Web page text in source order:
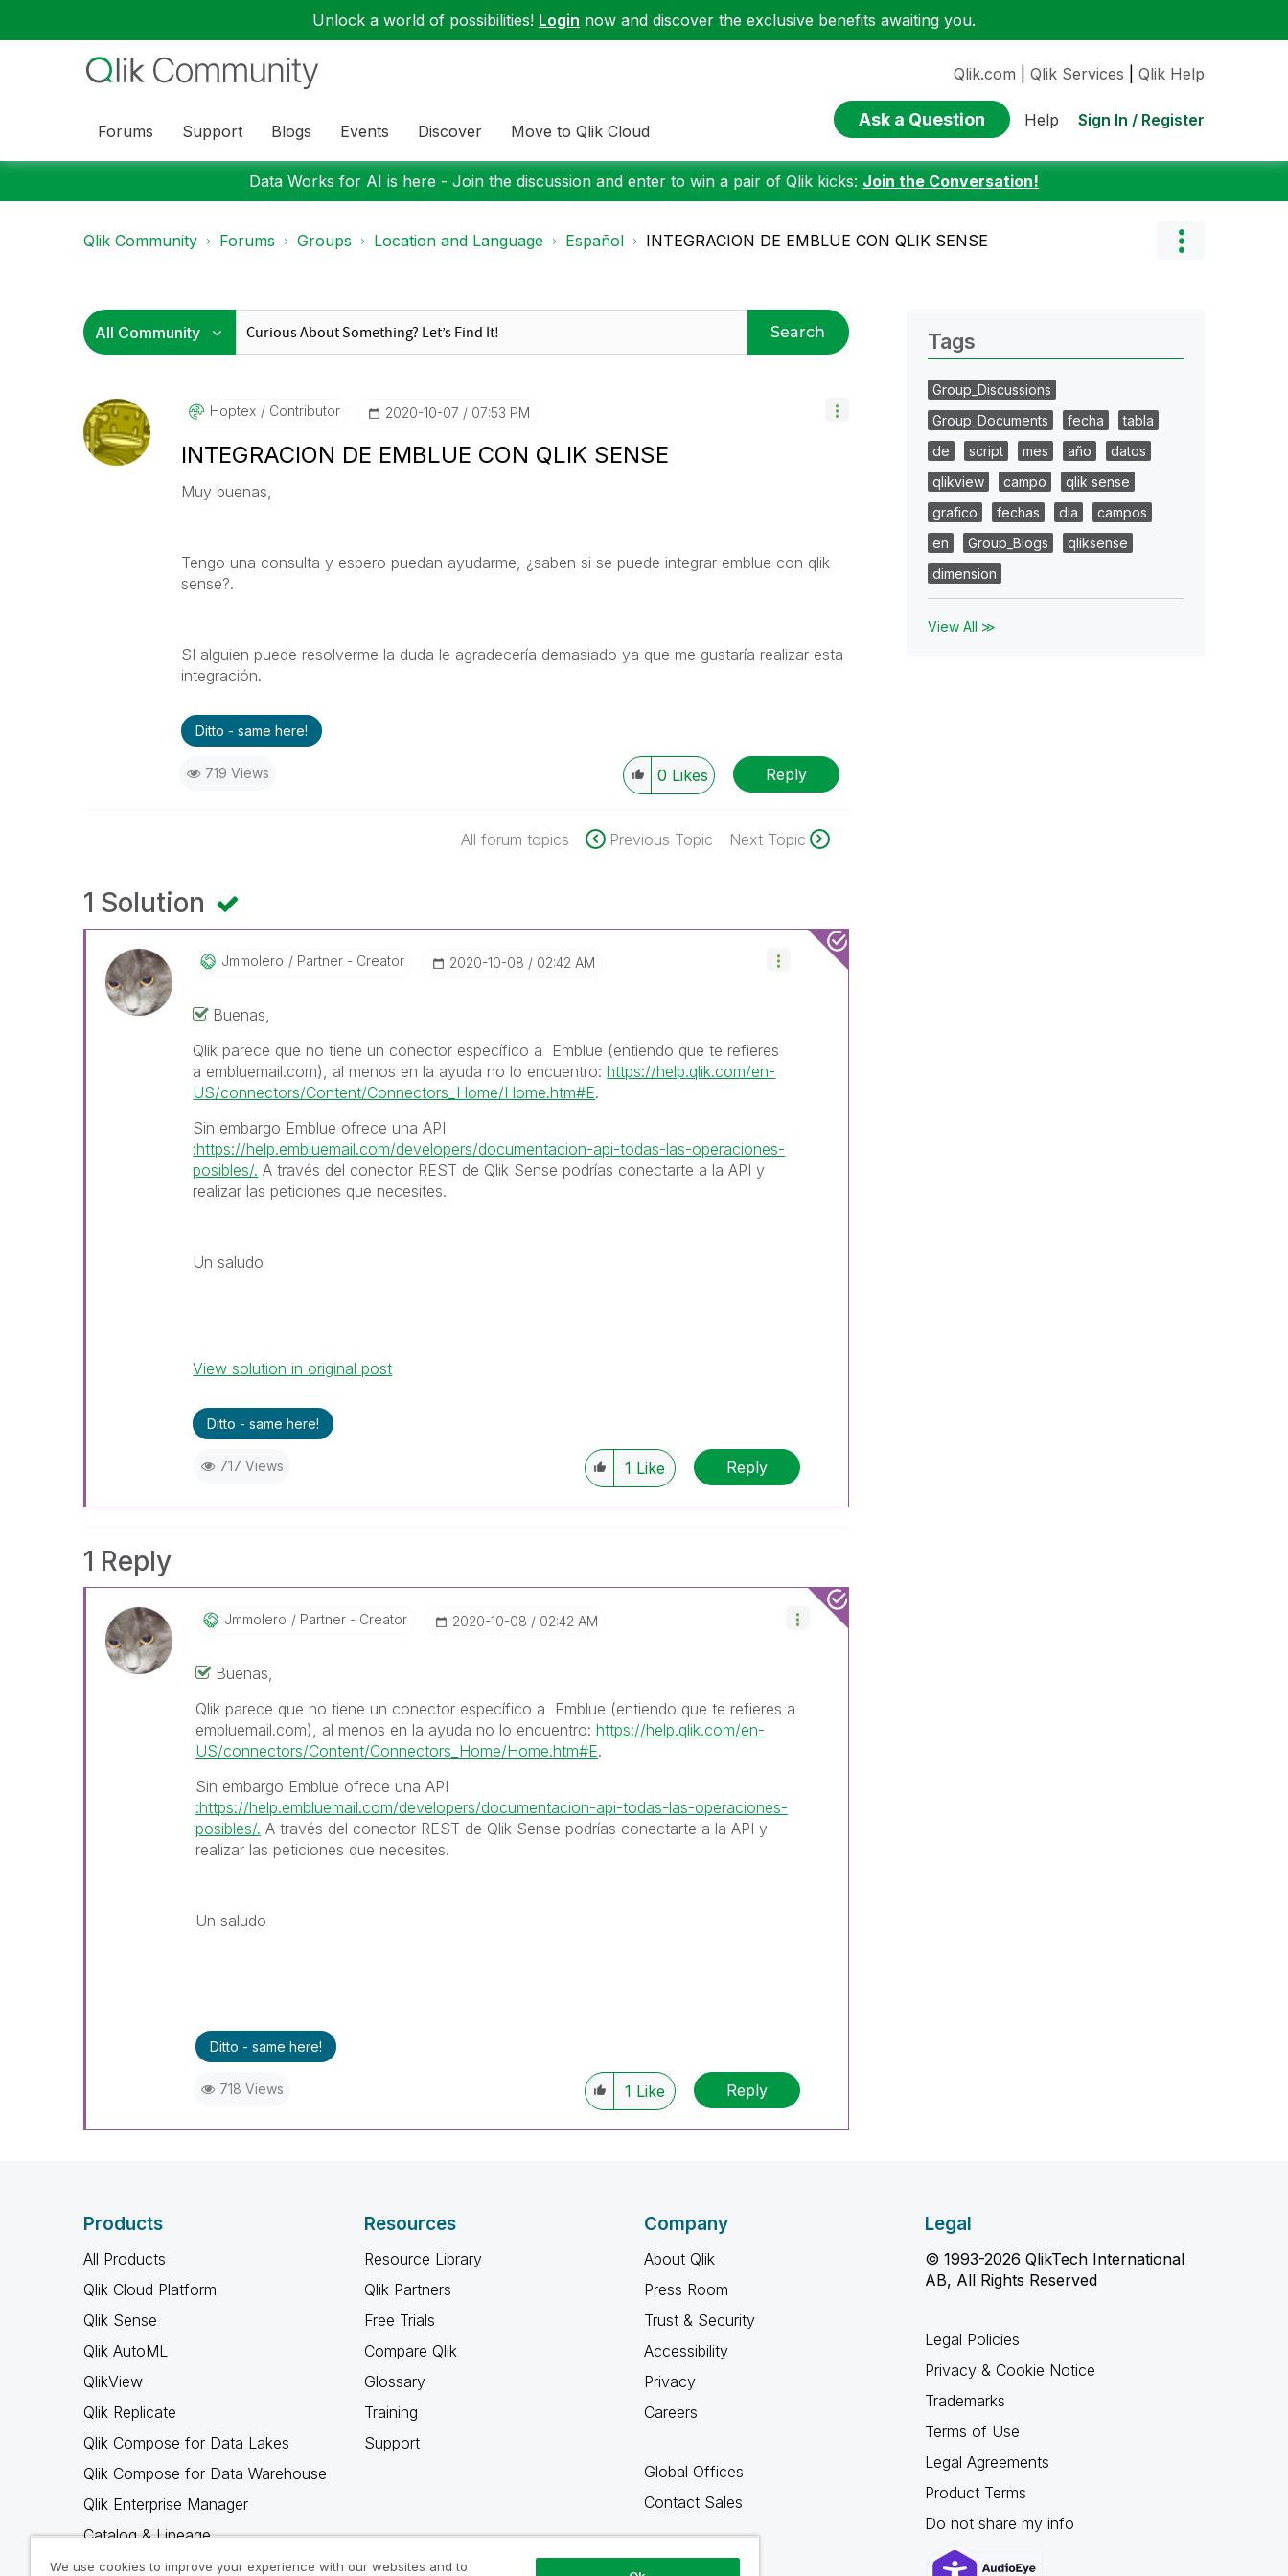
Unlock a world of possibilities! Login now and discover the exclusive benefits awaiting you.
Forums Support Blogs Events Discover Move to Qlik Cloud
Qlik.com Qlik Services Qlik Help
Ask a Question Help Sign In / Register
Data Works for AI is here - Join the discussion and enter to win a pair of Qlik kicks: Join the Conversation!
Qlik Community Forums Groups Location and Language Español INTEGRACION DE EMBLUE CON QLIK SENSE
Search
Hoptex Contributor ‎2020-10-07 07:53 PM
INTEGRACION DE EMBLUE CON QLIK SENSE
Muy buenas,
Tengo una consulta y espero puedan ayudarme, ¿saben si se puede integrar emblue con qlik
sense?.
SI alguien puede resolverme la duda le agradecería demasiado ya que me gustaría realizar esta
integración.
Ditto - same here!
719 Views 0 Likes Reply
All forum topics Previous Topic Next Topic
1 Solution
Jmmolero Partner - Creator ‎2020-10-08 02:42 AM
Buenas,
Qlik parece que no tiene un conector específico a Emblue (entiendo que te refieres
a embluemail.com), al menos en la ayuda no lo encuentro:https://help.qlik.com/en-
US/connectors/Content/Connectors_Home/Home.htm#E.
Sin embargo Emblue ofrece una API
:https://help.embluemail.com/developers/documentacion-api-todas-las-operaciones-
posibles/. A través del conector REST de Qlik Sense podrías conectarte a la API y
realizar las peticiones que necesites.
Un saludo
View solution in original post
Ditto - same here!
717 Views 1 Like Reply
1 Reply
Jmmolero Partner - Creator ‎2020-10-08 02:42 AM
Buenas,
Qlik parece que no tiene un conector específico a Emblue (entiendo que te refieres a
embluemail.com), al menos en la ayuda no lo encuentro: https://help.qlik.com/en-
US/connectors/Content/Connectors_Home/Home.htm#E.
Sin embargo Emblue ofrece una API
:https://help.embluemail.com/developers/documentacion-api-todas-las-operaciones-
posibles/. A través del conector REST de Qlik Sense podrías conectarte a la API y
realizar las peticiones que necesites.
Un saludo
Ditto - same here!
718 Views 1 Like Reply
Tags
Group_Discussions
Group_Documents
fecha
tabla
de
script mes año
datos
qlikview
campo
qlik sense
grafico
fechas dia
campos
en
Group_Blogs
qliksense
dimension
View All ≫
Products
All Products
Qlik Cloud Platform
Qlik Sense
Qlik AutoML
QlikView
Qlik Replicate
Qlik Compose for Data Lakes
Qlik Compose for Data Warehouse
Qlik Enterprise Manager
Catalog & Lineage
Qlik Gold Client
Resources
Resource Library
Qlik Partners
Free Trials
Compare Qlik
Glossary
Training
Support
Company
About Qlik
Press Room
Trust & Security
Accessibility
Privacy
Careers
Global Offices
Contact Sales
Legal
© 1993-2026 QlikTech International
AB, All Rights Reserved
Legal Policies
Privacy & Cookie Notice
Trademarks
Terms of Use
Legal Agreements
Product Terms
Do not share my info
We use cookies to improve your experience with our websites and to